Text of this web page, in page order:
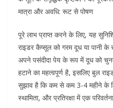
मात्रा और अवधि: रूट से पोषण
पूरे लाभ प्राप्त करने के लिए, यह
राइडर कैप्सूल को गरम दूध या पानी
अपने पसंदीदा पेय के रूप में दूध को
हटाने का महत्वपूर्ण है, इसलिए बुल
सुझाव है कि कम से कम 3-4 महीने के
स्थामिता, और प्रतिरक्षा में एक